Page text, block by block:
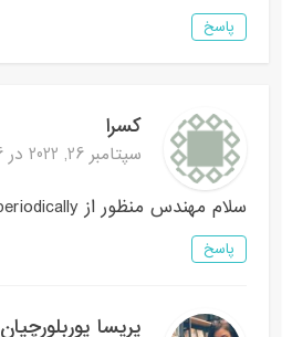
پاسخ
کسرا
سپتامبر 26, 2022 در 6:56 ب.ظ
سلام مهندس منظور از onchange , periodically چیه؟
پاسخ
پریسا پوربلورچیان